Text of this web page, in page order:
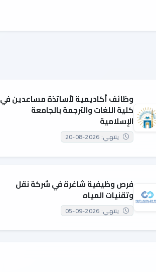
وظائف أكاديمية لأساتذة مساعدين في
كلية اللغات والترجمة بالجامعة
الإسلامية
ينتهي: 2026-08-20
فرص وظيفية شاغرة في شركة نقل
وتقنيات المياه
ينتهي: 2026-09-05